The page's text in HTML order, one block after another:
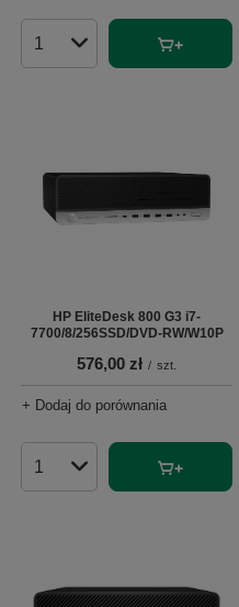
Ilość produktów
HP EliteDesk 800 G3 i7-
7700/8/256SSD/DVD-RW/W10P
576,00 zł / szt.
+ Dodaj do porównania
Ilość produktów